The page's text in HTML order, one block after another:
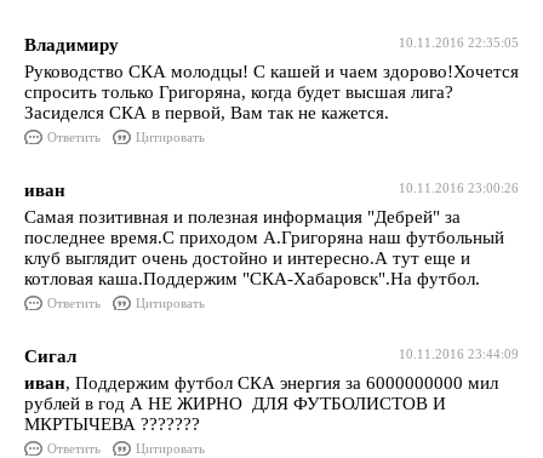
10.11.2016 22:35:05
Владимиру
Руководство СКА молодцы! С кашей и чаем здорово!Хочется
спросить только Григоряна, когда будет высшая лига?
Засиделся СКА в первой, Вам так не кажется.
Ответить Цитировать
10.11.2016 23:00:26
иван
Самая позитивная и полезная информация "Дебрей" за
последнее время.С приходом А.Григоряна наш футбольный
клуб выглядит очень достойно и интересно.А тут еще и
котловая каша.Поддержим "СКА-Хабаровск".На футбол.
Ответить Цитировать
10.11.2016 23:44:09
Сигал
иван, Поддержим футбол СКА энергия за 6000000000 мил
рублей в год А НЕ ЖИРНО ДЛЯ ФУТБОЛИСТОВ И
МКРТЫЧЕВА ???????
Ответить Цитировать